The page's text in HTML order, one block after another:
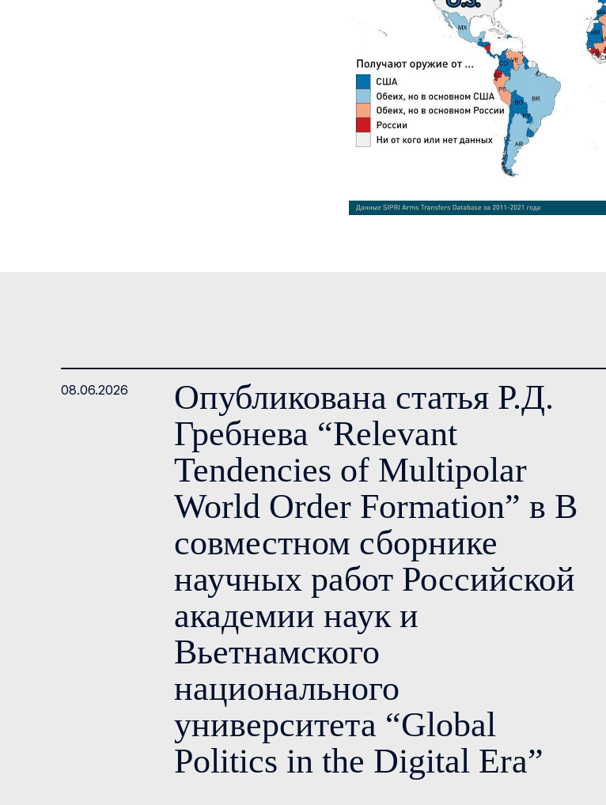
08.06.2026
Опубликована статья Р.Д.
Гребнева “Relevant
Tendencies of Multipolar
World Order Formation” в В
совместном сборнике
научных работ Российской
академии наук и
Вьетнамского
национального
университета “Global
Politics in the Digital Era”